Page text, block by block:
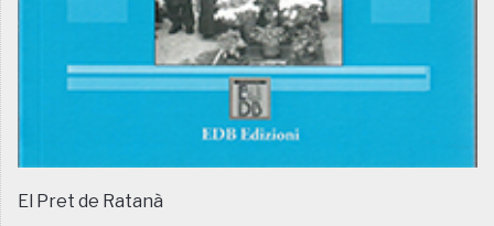
El Pret de Ratanà